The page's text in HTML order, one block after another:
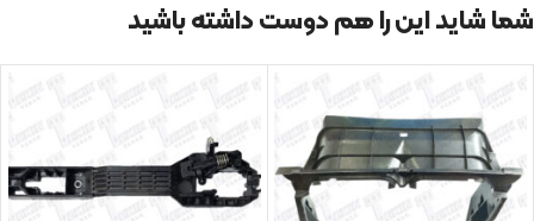
شما شاید این را هم دوست داشته باشید